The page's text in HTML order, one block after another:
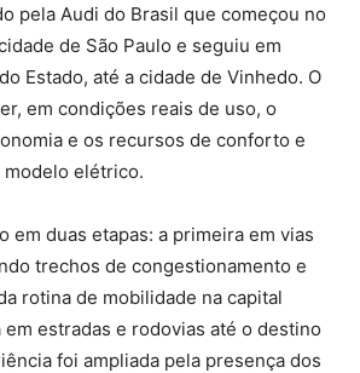
pela Audi do Brasil que começou no
de São Paulo e seguiu em
Estado, até a cidade de Vinhedo. O
em condições reais de uso, o
e os recursos de conforto e
elétrico.
em duas etapas: a primeira em vias
trechos de congestionamento e
rotina de mobilidade na capital
em estradas e rodovias até o destino
foi ampliada pela presença dos